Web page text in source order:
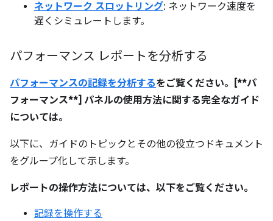
ネットワーク スロットリング: ネットワーク速度を
遅くシミュレートします。
パフォーマンス レポートを分析する
パフォーマンスの記録を分析するをご覧ください。[**パ
フォーマンス**] パネルの使用方法に関する完全なガイド
については。
以下に、ガイドのトピックとその他の役立つドキュメント
をグループ化して示します。
レポートの操作方法については、以下をご覧ください。
記録を操作する